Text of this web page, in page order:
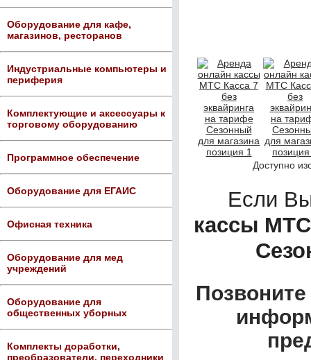
Оборудование для кафе,
магазинов, ресторанов
Индустриальные компьютеры и
периферия
Комплектующие и аксессуары к
торговому оборудованию
Программное обеспечение
Оборудование для ЕГАИС
Офисная техника
Оборудование для мед
учреждений
Оборудование для
общественных уборных
Комплекты доработки,
преобразователи, переходники
Доступно
Если
кассы МТС